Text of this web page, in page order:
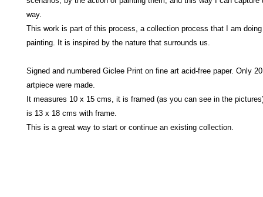
way.
This work is part of this process, a collection process that I am doing
painting. It is inspired by the nature that surrounds us.
Signed and numbered Giclee Print on fine art acid-free paper. Only
artpiece were made.
It measures 10 x 15 cms, it is framed (as you can see in the
is 13 x 18 cms with frame.
This is a great way to start or continue an existing collection.